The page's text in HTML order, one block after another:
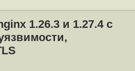
1.26.3 и 1.27.4 с